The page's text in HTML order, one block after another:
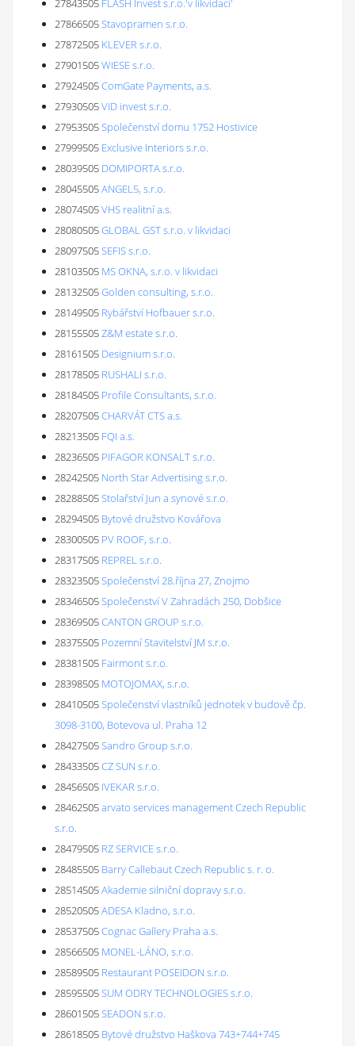
27843505 FLASH Invest s.r.o.'v likvidaci'
27866505Stavopramen s.r.o.
27872505 KLEVER s.r.o.
27901505WIESE s.r.o.
27924505ComGate Payments, a.s.
27930505VID invest s.r.o.
27953505Společenství domu 1752 Hostivice
27999505 Exclusive Interiors s.r.o.
28039505 DOMIPORTA s.r.o.
28045505ANGEL5, s.r.o.
28074505VHS realitní a.s.
28080505GLOBAL GST s.r.o. v likvidaci
28097505SEFIS s.r.o.
28103505 MS OKNA, s.r.o. v likvidaci
28132505Golden consulting, s.r.o.
28149505 Rybářství Hofbauer s.r.o.
28155505Z&M estate s.r.o.
28161505 Designium s.r.o.
28178505 RUSHALI s.r.o.
28184505 Profile Consultants, s.r.o.
28207505CHARVÁT CTS a.s.
28213505 FQI a.s.
28236505 PIFAGOR KONSALT s.r.o.
28242505 North Star Advertising s.r.o.
28288505Stolařství Jun a synové s.r.o.
28294505 Bytové družstvo Kovářova
28300505 PV ROOF, s.r.o.
28317505 REPREL s.r.o.
28323505Společenství 28.října 27, Znojmo
28346505Společenství V Zahradách 250, Dobšice
28369505CANTON GROUP s.r.o.
28375505 Pozemní Stavitelství JM s.r.o.
28381505 Fairmont s.r.o.
28398505 MOTOJOMAX, s.r.o.
28410505Společenství vlastníků jednotek v budově čp.
3098-3100, Botevova ul. Praha 12
28427505Sandro Group s.r.o.
28433505CZ SUN s.r.o.
28456505 IVEKAR s.r.o.
28462505arvato services management Czech Republic
s.r.o.
28479505 RZ SERVICE s.r.o.
28485505 Barry Callebaut Czech Republic s. r. o.
28514505Akademie silniční dopravy s.r.o.
28520505ADESA Kladno, s.r.o.
28537505Cognac Gallery Praha a.s.
28566505 MONEL-LÁNO, s.r.o.
28589505 Restaurant POSEIDON s.r.o.
28595505SUM ODRY TECHNOLOGIES s.r.o.
28601505SEADON s.r.o.
28618505 Bytové družstvo Haškova 743+744+745